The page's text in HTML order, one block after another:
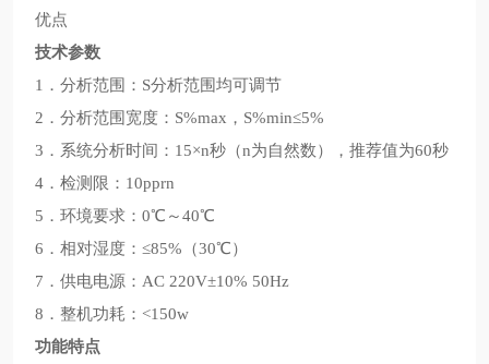
优点
技术参数
1．分析范围：S分析范围均可调节
2．分析范围宽度：S%max，S%min≤5%
3．系统分析时间：15×n秒（n为自然数），推荐值为60秒
4．检测限：10pprn
5．环境要求：0℃～40℃
6．相对湿度：≤85%（30℃）
7．供电电源：AC 220V±10% 50Hz
8．整机功耗：<150w
功能特点